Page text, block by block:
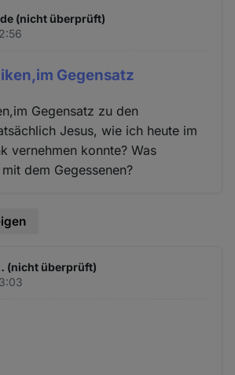
(nicht überprüft)
Gegensatz
Gegensatz zu den
Jesus, wie ich heute im
vernehmen konnte? Was
dem Gegessenen?
(nicht überprüft)